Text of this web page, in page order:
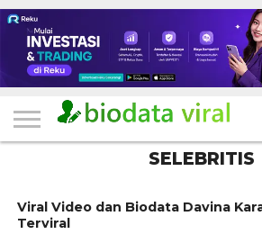
HOME
FILTER
KATEGORI
IKLAN
GRATIS
TERVIRAL
TRADING
KOMUNITAS
BERITA
BISNIS
LAINNYA
SELEBRITIS
Viral Video dan Biodata Davina
Terviral